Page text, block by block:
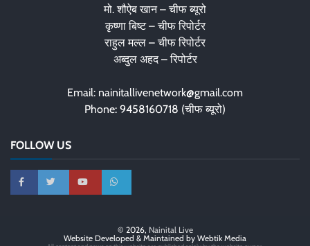
मो. शौऐब खान – चीफ ब्यूरो
कृष्णा बिष्ट – चीफ रिपोर्टर
राहुल मल्ल – चीफ रिपोर्टर
अब्दुल अहद – रिपोर्टर
Email: nainitallivenetwork@gmail.com
Phone: 9458160718 (चीफ ब्यूरो)
FOLLOW US
© 2026, Nainital Live
Website Developed & Maintained by Webtik Media